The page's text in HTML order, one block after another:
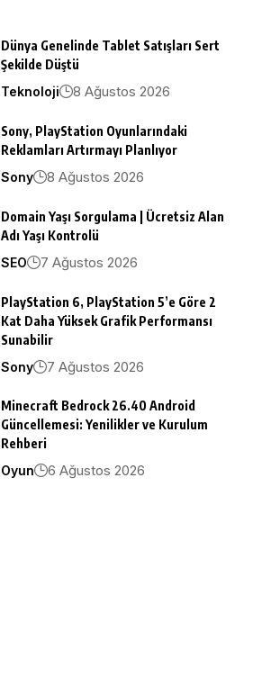
Dünya Genelinde Tablet Satışları Sert
Şekilde Düştü
Teknoloji
8 Ağustos 2026
Sony, PlayStation Oyunlarındaki
Reklamları Artırmayı Planlıyor
Sony
8 Ağustos 2026
Domain Yaşı Sorgulama | Ücretsiz Alan
Adı Yaşı Kontrolü
SEO
7 Ağustos 2026
PlayStation 6, PlayStation 5’e Göre 2
Kat Daha Yüksek Grafik Performansı
Sunabilir
Sony
7 Ağustos 2026
Minecraft Bedrock 26.40 Android
Güncellemesi: Yenilikler ve Kurulum
Rehberi
Oyun
6 Ağustos 2026